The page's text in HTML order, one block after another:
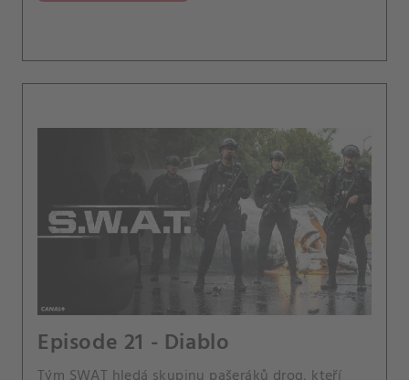
se vrátil do služby, když pomáhá Kelly, jeho
Episode 21 - Diablo